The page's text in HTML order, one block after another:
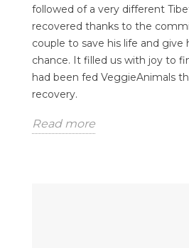
followed of a very different
recovered thanks to the
couple to save his life and give
chance. It filled us with joy to
had been fed VeggieAnimals
recovery.
Read more